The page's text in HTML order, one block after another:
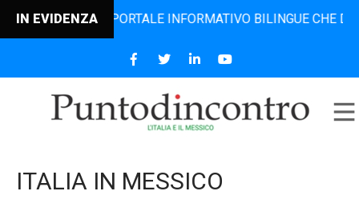
IN EVIDENZA
PORTALE INFORMATIVO BILINGUE CHE DAL 2006
ITALIA IN MESSICO